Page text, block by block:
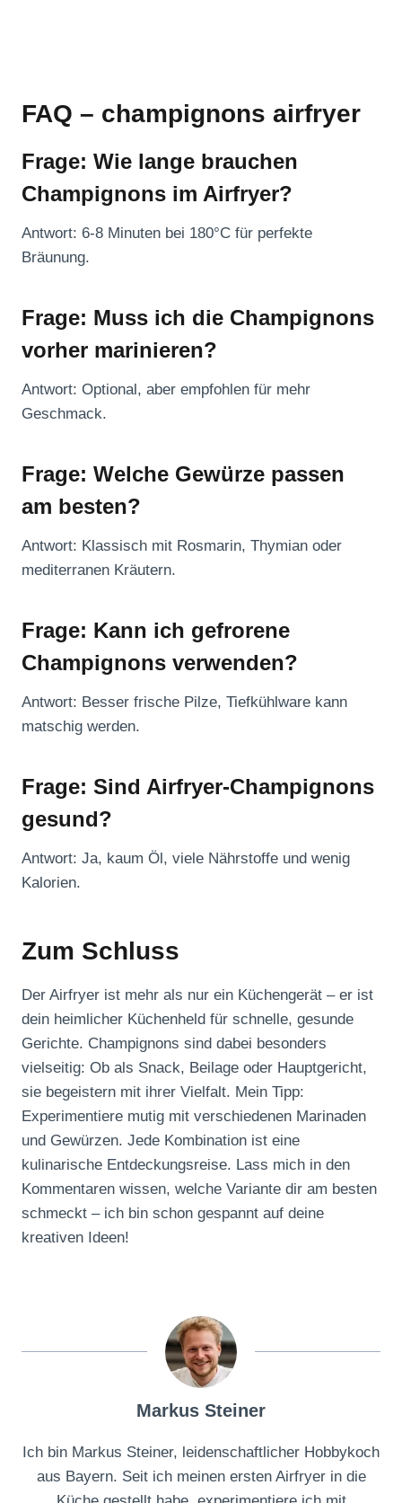
FAQ – champignons airfryer
Frage: Wie lange brauchen
Champignons im Airfryer?
Antwort: 6-8 Minuten bei 180°C für perfekte
Bräunung.
Frage: Muss ich die Champignons
vorher marinieren?
Antwort: Optional, aber empfohlen für mehr
Geschmack.
Frage: Welche Gewürze passen
am besten?
Antwort: Klassisch mit Rosmarin, Thymian oder
mediterranen Kräutern.
Frage: Kann ich gefrorene
Champignons verwenden?
Antwort: Besser frische Pilze, Tiefkühlware kann
matschig werden.
Frage: Sind Airfryer-Champignons
gesund?
Antwort: Ja, kaum Öl, viele Nährstoffe und wenig
Kalorien.
Zum Schluss
Der Airfryer ist mehr als nur ein Küchengerät – er ist
dein heimlicher Küchenheld für schnelle, gesunde
Gerichte. Champignons sind dabei besonders
vielseitig: Ob als Snack, Beilage oder Hauptgericht,
sie begeistern mit ihrer Vielfalt. Mein Tipp:
Experimentiere mutig mit verschiedenen Marinaden
und Gewürzen. Jede Kombination ist eine
kulinarische Entdeckungsreise. Lass mich in den
Kommentaren wissen, welche Variante dir am besten
schmeckt – ich bin schon gespannt auf deine
kreativen Ideen!
Markus Steiner
Ich bin Markus Steiner, leidenschaftlicher Hobbykoch
aus Bayern. Seit ich meinen ersten Airfryer in die